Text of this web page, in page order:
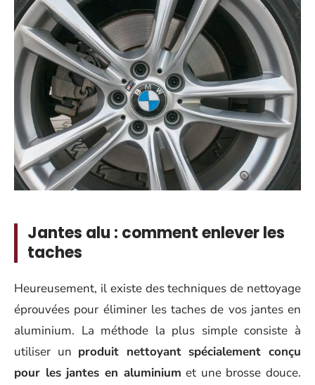
Jantes alu : comment enlever les
taches
Heureusement, il existe des techniques de nettoyage
éprouvées pour éliminer les taches de vos jantes en
aluminium. La méthode la plus simple consiste à
utiliser un produit nettoyant spécialement conçu
pour les jantes en aluminium et une brosse douce.